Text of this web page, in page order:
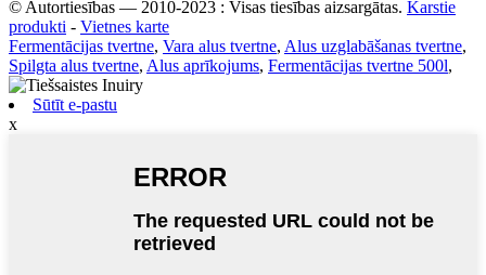
© Autortiesības — 2010-2023 : Visas tiesības aizsargātas. Karstie
produkti - Vietnes karte
Fermentācijas tvertne, Vara alus tvertne, Alus uzglabāšanas tvertne,
Spilgta alus tvertne, Alus aprīkojums, Fermentācijas tvertne 500l,
Sūtīt e-pastu
x